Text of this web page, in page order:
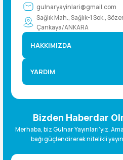
gulnaryayinlari@gmail.com
Sağlık Mah., Sağlık-1 Sok.,
Çankaya/ANKARA
HAKKIMIZDA
YARDIM
Bizden Haberdar
Merhaba, biz Gülnar Yayınları’yız.
bağı güçlendirerek nitelikli